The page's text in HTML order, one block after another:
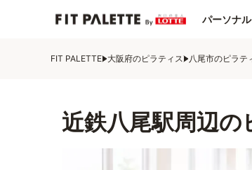
パーソナ
FIT PALETTE 大阪府のピラティス 八尾市のピラテ
近鉄八尾駅周辺